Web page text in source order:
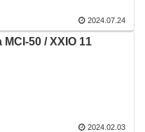
2024.07.24
MCI-50 / XXIO 11
2024.02.03